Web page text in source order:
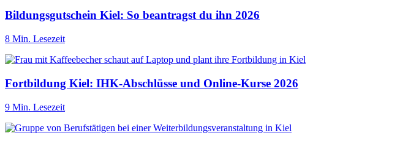
Bildungsgutschein Kiel: So beantragst du ihn 2026
8 Min. Lesezeit
Fortbildung Kiel: IHK-Abschlüsse und Online-Kurse 2026
9 Min. Lesezeit